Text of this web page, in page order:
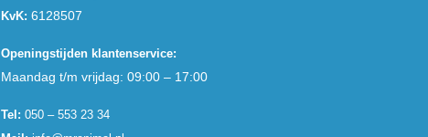
KvK: 6128507
Openingstijden klantenservice:
Maandag t/m vrijdag: 09:00 – 17:00
Tel: 050 – 553 23 34